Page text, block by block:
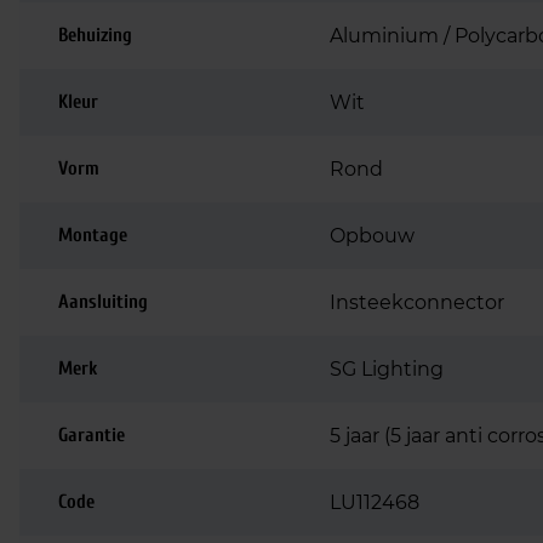
Behuizing Aluminium /
Kleur Wit
Vorm Rond
Montage Opbouw
Aansluiting Insteekconnector
Merk SG Lighting
Garantie 5 jaar (5 jaar anti
Code LU112468